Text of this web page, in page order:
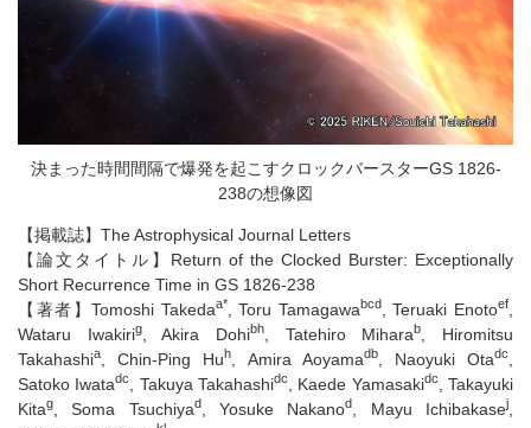
決まった時間間隔で爆発を起こすクロックバースターGS 1826-
238の想像図
【掲載誌】The Astrophysical Journal Letters
【論文タイトル】Return of the Clocked Burster: Exceptionally
Short Recurrence Time in GS 1826-238
【著者】Tomoshi Takedaa*, Toru Tamagawabcd, Teruaki Enotoef
Wataru Iwakirig, Akira Dohibh , Tatehiro Miharab
, Hiromitsu
Takahashia , Chin-Ping Huh , Amira Aoyamadb, Naoyuki Otadc
Satoko Iwatadc , Takuya Takahashidc , Kaede Yamasakidc
, Takayuki
Kitag , Soma Tsuchiyad, Yosuke Nakanod , Mayu Ichibakasej